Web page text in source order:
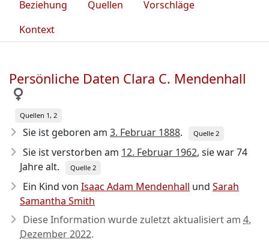
Beziehung
Quellen
Vorschläge
Kontext
Persönliche Daten Clara C. Mendenhall
Quellen 1, 2
Sie ist geboren am 3. Februar 1888. Quelle 2
Sie ist verstorben am 12. Februar 1962, sie war 74
Jahre alt.
Quelle 2
Ein Kind von Isaac Adam Mendenhall und Sarah
Samantha Smith
Diese Information wurde zuletzt aktualisiert am 4.
Dezember 2022.